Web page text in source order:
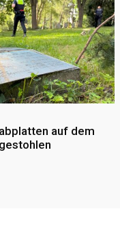
auf dem